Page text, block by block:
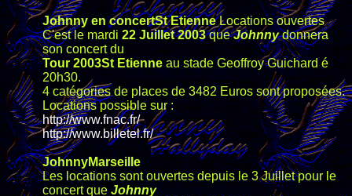
Johnny en concertSt EtienneLocations ouvertes
C'est le mardi22 Juillet 2003queJohnnydonnera
son concert du
Tour 2003St Etienneau stade Geoffroy Guichard é
20h30.
4 catégories de places de 3482 Euros sont proposées.
Locations possible sur :
http://www.fnac.fr/
http://www.billetel.fr/
JohnnyMarseille
Les locations sont ouvertes depuis le 3 Juillet pour le
concert queJohnny